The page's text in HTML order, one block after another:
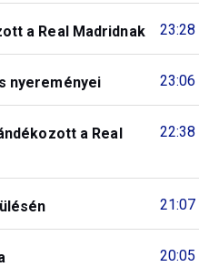
23:28
a Real Madridnak
23:06
nyereményei
22:38
a Real
21:07
20:05